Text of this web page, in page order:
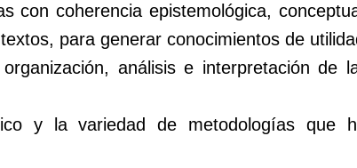
con coherencia epistemológica,
para generar conocimientos de
análisis e interpretación de
y la variedad de metodologías que